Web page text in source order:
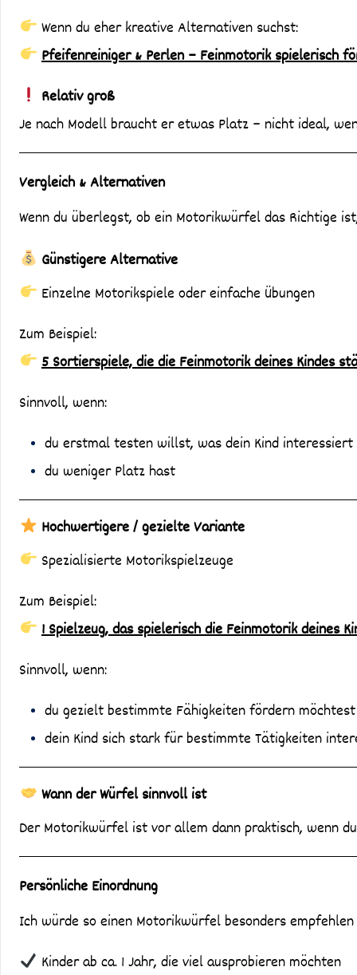
Wenn du eher kreative Alternativen suchst:
Pfeifenreiniger & Perlen – Feinmotorik spielerisch
Relativ groß
Je nach Modell braucht er etwas Platz – nicht ideal,
Vergleich & Alternativen
Wenn du überlegst, ob ein Motorikwürfel das Richtige
Günstigere Alternative
Einzelne Motorikspiele oder einfache Übungen
Zum Beispiel:
5 Sortierspiele, die die Feinmotorik deines Kindes
Sinnvoll, wenn:
du erstmal testen willst, was dein Kind interessiert
du weniger Platz hast
Hochwertigere / gezielte Variante
Spezialisierte Motorikspielzeuge
Zum Beispiel:
1 Spielzeug, das spielerisch die Feinmotorik deines
Sinnvoll, wenn:
du gezielt bestimmte Fähigkeiten fördern möchtest
dein Kind sich stark für bestimmte Tätigkeiten
Wann der Würfel sinnvoll ist
Der Motorikwürfel ist vor allem dann praktisch, wenn
Persönliche Einordnung
Ich würde so einen Motorikwürfel besonders
Kinder ab ca. 1 Jahr, die viel ausprobieren möchten